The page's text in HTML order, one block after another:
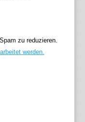
zu reduzieren.
werden.